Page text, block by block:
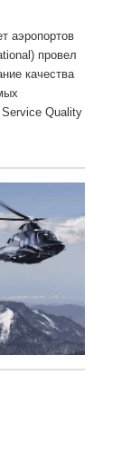
аэропортов
провел
качества
Quality